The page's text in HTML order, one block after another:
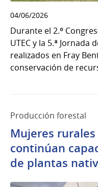
04/06/2026
Durante el 2.º
UTEC y la 5.ª Jornada
realizados en Fray
conservación de
Producción forestal
Mujeres
continúan
de plantas